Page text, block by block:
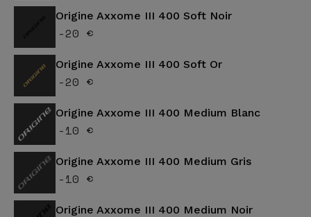
Origine Axxome III 400 Soft Noir
-20 €
Origine Axxome III 400 Soft Or
-20 €
Origine Axxome III 400 Medium Blanc
-10 €
Origine Axxome III 400 Medium Gris
-10 €
Origine Axxome III 400 Medium Noir